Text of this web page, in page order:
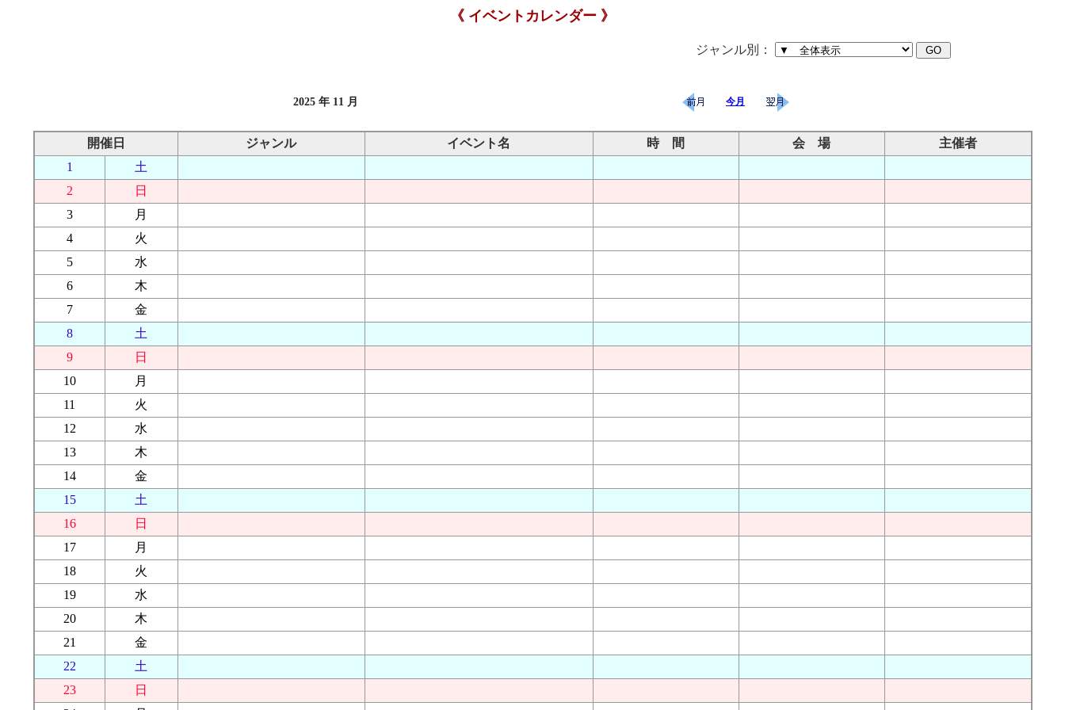
《 イベントカレンダー 》
ジャンル別：
2025 年 11 月 今月
開催日 ジャンル イベント名 時 間 会 場
主催者
1
土
2
日
3
月
4
火
5
水
6
木
7
金
8
土
9
日
10
月
11
火
12
水
13
木
14
金
15
土
16
日
17
月
18
火
19
水
20
木
21
金
22
土
23
日